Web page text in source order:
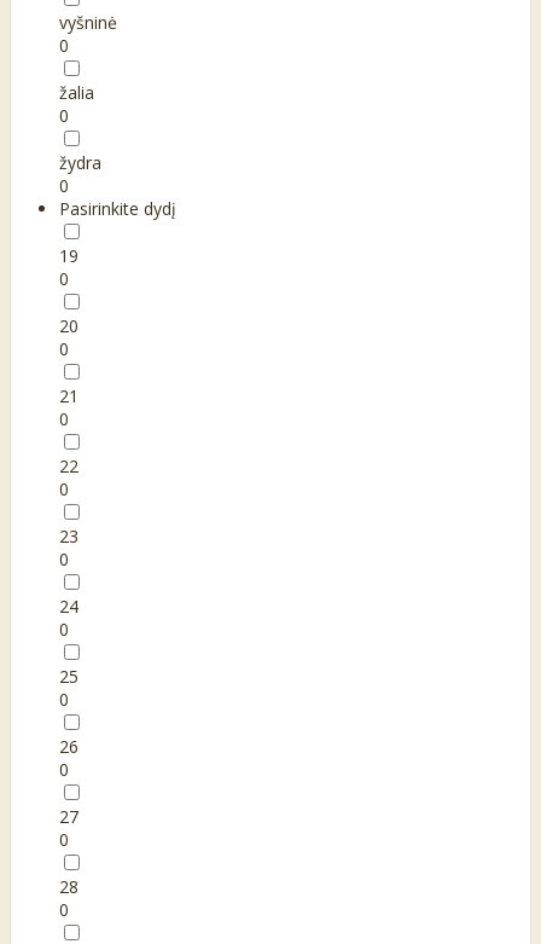
vyšninė
0
žalia
0
žydra
0
Pasirinkite dydį
19
0
20
0
21
0
22
0
23
0
24
0
25
0
26
0
27
0
28
0